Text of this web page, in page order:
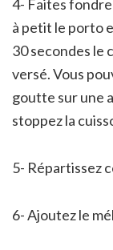
4- Faites
à petit le porto
30 secondes le
versé. Vous
goutte sur une
stoppez la
5- Répartissez
6- Ajoutez le